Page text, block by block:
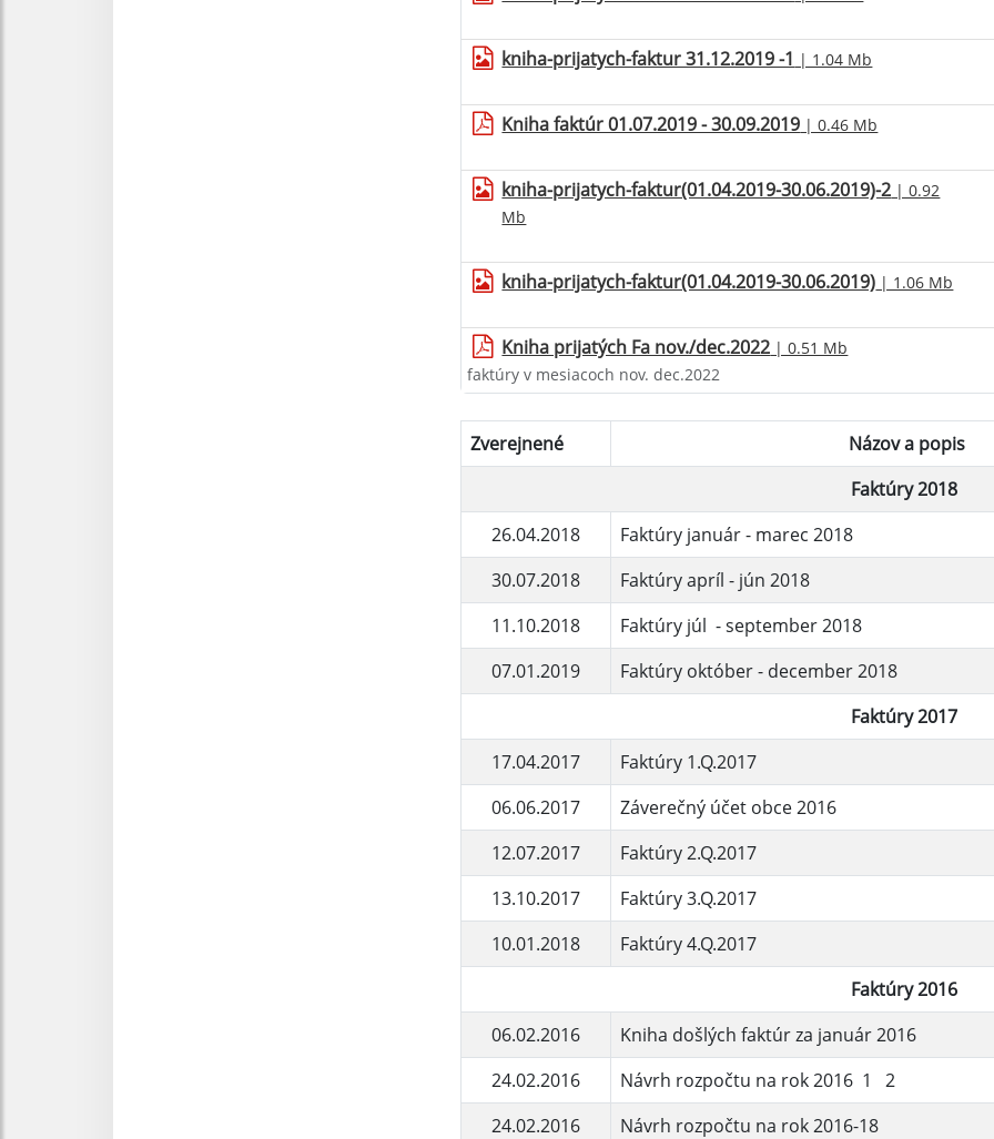
kniha-prijatych-faktur 31.12.2019 -1 | 1.04 Mb
Kniha faktúr 01.07.2019 - 30.09.2019 | 0.46 Mb
kniha-prijatych-faktur(01.04.2019-30.06.2019)-2 | 0.92
Mb
kniha-prijatych-faktur(01.04.2019-30.06.2019) | 1.06 Mb
Kniha prijatých Fa nov./dec.2022 | 0.51 Mb
faktúry v mesiacoch nov. dec.2022
Zverejnené
Názov a popis
Faktúry 2018
26.04.2018
Faktúry január - marec 2018
30.07.2018
Faktúry apríl - jún 2018
11.10.2018
Faktúry júl - september 2018
07.01.2019
Faktúry október - december 2018
Faktúry 2017
17.04.2017
Faktúry 1.Q.2017
06.06.2017
Záverečný účet obce 2016
12.07.2017
Faktúry 2.Q.2017
13.10.2017
Faktúry 3.Q.2017
10.01.2018
Faktúry 4.Q.2017
Faktúry 2016
06.02.2016
Kniha došlých faktúr za január 2016
24.02.2016
Návrh rozpočtu na rok 2016 1 2
24.02.2016
Návrh rozpočtu na rok 2016-18